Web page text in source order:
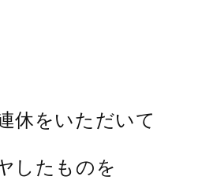
休をいただいて
したものを